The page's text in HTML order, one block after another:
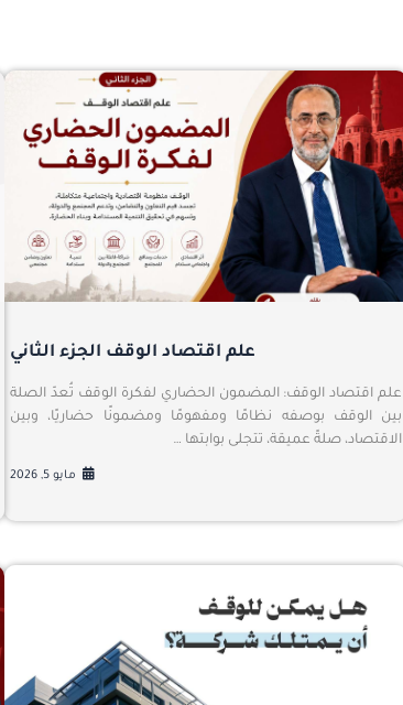
علم اقتصاد الوقف الجزء الثاني
علم اقتصاد الوقف: المضمون الحضاري لفكرة الوقف تُعدّ الصلة
بين الوقف بوصفه نظامًا ومفهومًا ومضمونًا حضاريًا، وبين
الاقتصاد، صلةً عميقة، تتجلى بوابتها …
مايو 5, 2026